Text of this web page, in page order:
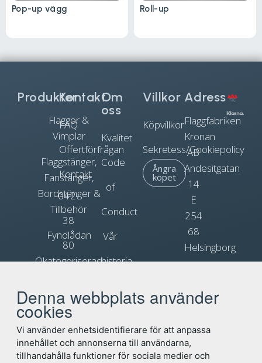
Denna webbplats använder
cookies
Vi använder enhetsidentifierare för att anpassa
innehållet och annonserna till användarna,
tillhandahålla funktioner för sociala medier och
Pop-up vägg Roll-up
Adress
Flaggfabriken
Kronan
AB
Andesitgatan
14
E
254
68
Helsingborg
0897
Kontakt
FAQ
Offertförfrågan
Kontakt
042-
38
80
info@flagga.com
Om
oss
Kvalitet
Code
of
Conduct
Vår
historia
Flaggregler
Villkor
Köpvillkor
Sekretess/Cookiepolicy
Ångra
köpet
Produkter
Flaggor &
Vimplar
Flaggstänger,
Fanstänger,
Bordstänger &
Tillbehör
Fyndlådan
Okategoriserad